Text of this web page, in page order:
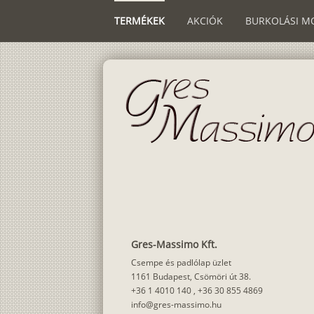
TERMÉKEK AKCIÓK BURKOLÁSI
Gres-Massimo Kft.
Csempe és padlólap üzlet
1161 Budapest, Csömöri út 38.
+36 1 4010 140 , +36 30 855 4869
info@gres-massimo.hu